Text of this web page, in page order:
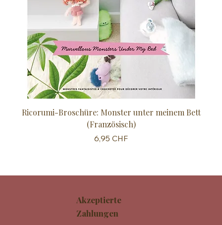
Ricorumi-Broschüre: Monster unter meinem Bett
(Französisch)
Preis
6,95 CHF
Akzeptierte
Zahlungen